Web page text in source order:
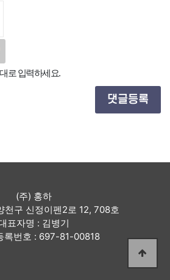
로 입력하세요.
댓글등록
(주) 홍하
천구 신정이펜2로 12, 708호
표자명 : 김병기
록번호 : 697-81-00818